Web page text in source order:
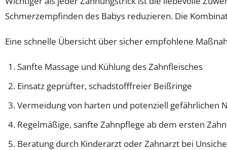
Schmerzempfinden des Babys reduzieren. Die
Eine schnelle Übersicht über sicher empfohlene
Sanfte Massage und Kühlung des Zahnfleisches
Einsatz geprüfter, schadstofffreier Beißringe
Vermeidung von harten und potenziell gefährlichen
Regelmäßige, sanfte Zahnpflege ab dem ersten Zahn
Beratung durch Kinderarzt oder Zahnarzt bei